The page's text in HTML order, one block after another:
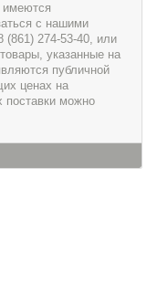
имеются
с нашими
(861) 274-53-40, или
указанные на
публичной
ценах на
поставки можно